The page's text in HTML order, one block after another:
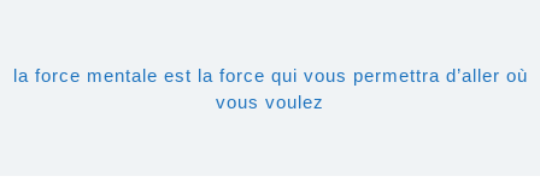
la force mentale est la force qui vous permettra d’aller où
vous voulez